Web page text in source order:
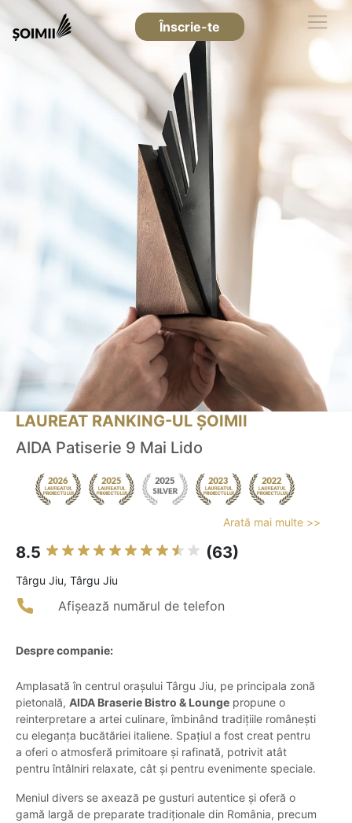
Înscrie-te
LAUREAT RANKING-UL ȘOIMII
AIDA Patiserie 9 Mai Lido
Arată mai multe >>
8.5 (63)
Târgu Jiu, Târgu Jiu
Afișează numărul de telefon
Despre companie:
Amplasată în centrul orașului Târgu Jiu, pe principala zonă
pietonală, AIDA Braserie Bistro & Lounge propune o
reinterpretare a artei culinare, îmbinând tradițiile românești
cu eleganța bucătăriei italiene. Spațiul a fost creat pentru
a oferi o atmosferă primitoare și rafinată, potrivit atât
pentru întâlniri relaxate, cât și pentru evenimente speciale.
Meniul divers se axează pe gusturi autentice și oferă o
gamă largă de preparate tradiționale din România, precum